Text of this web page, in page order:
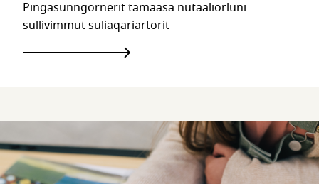
Pingasunngornerit tamaasa nutaaliorluni
sullivimmut suliaqariartorit